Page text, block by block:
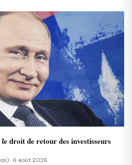
droit de retour des investisseurs
· 6 août 2026